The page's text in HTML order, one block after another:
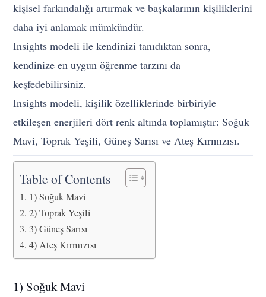
kişisel farkındalığı artırmak ve başkalarının kişiliklerini
daha iyi anlamak mümkündür.
Insights modeli ile kendinizi tanıdıktan sonra,
kendinize en uygun öğrenme tarzını da
keşfedebilirsiniz.
Insights modeli, kişilik özelliklerinde birbiriyle
etkileşen enerjileri dört renk altında toplamıştır: Soğuk
Mavi, Toprak Yeşili, Güneş Sarısı ve Ateş Kırmızısı.
Table of Contents
1) Soğuk Mavi
2) Toprak Yeşili
3) Güneş Sarısı
4) Ateş Kırmızısı
1) Soğuk Mavi